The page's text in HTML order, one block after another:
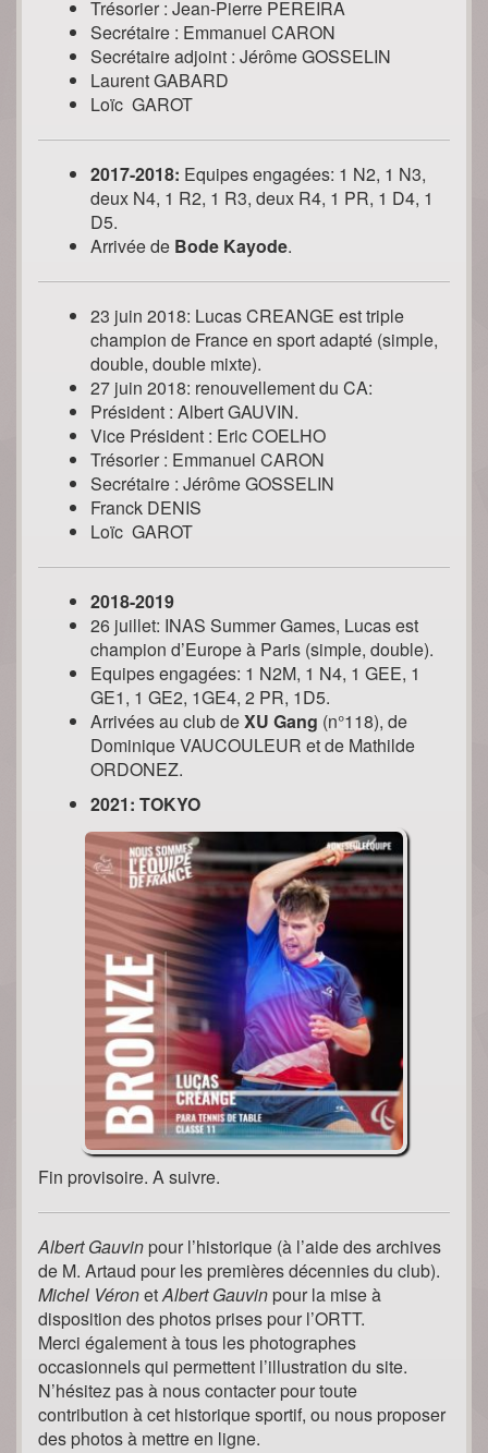
Trésorier : Jean-Pierre PEREIRA
Secrétaire : Emmanuel CARON
Secrétaire adjoint : Jérôme GOSSELIN
Laurent GABARD
Loïc GAROT
2017-2018: Equipes engagées: 1 N2, 1 N3,
deux N4, 1 R2, 1 R3, deux R4, 1 PR, 1 D4, 1
D5.
Arrivée de Bode Kayode.
23 juin 2018: Lucas CREANGE est triple
champion de France en sport adapté (simple,
double, double mixte).
27 juin 2018: renouvellement du CA:
Président : Albert GAUVIN.
Vice Président : Eric COELHO
Trésorier : Emmanuel CARON
Secrétaire : Jérôme GOSSELIN
Franck DENIS
Loïc GAROT
2018-2019
26 juillet: INAS Summer Games, Lucas est
champion d’Europe à Paris (simple, double).
Equipes engagées: 1 N2M, 1 N4, 1 GEE, 1
GE1, 1 GE2, 1GE4, 2 PR, 1D5.
Arrivées au club deXU Gang (n°118), de
Dominique VAUCOULEUR et de Mathilde
ORDONEZ.
2021: TOKYO
Fin provisoire. A suivre.
Albert Gauvin pour l’historique (à l’aide des archives
de M. Artaud pour les premières décennies du club).
Michel VéronetAlbert Gauvin pour la mise à
disposition des photos prises pour l’ORTT.
Merci également à tous les photographes
occasionnels qui permettent l’illustration du site.
N’hésitez pas à nous contacter pour toute
contribution à cet historique sportif, ou nous proposer
des photos à mettre en ligne.